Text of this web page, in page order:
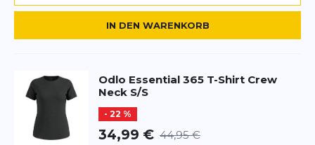
Datenschutzbestimmungen undNutzungsbedingungen
IN DEN WARENKORB
Odlo Essential 365 T-Shirt Crew
Neck S/S
- 22 %
34,99 € 44,95 €